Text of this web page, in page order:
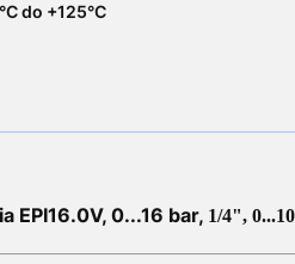
do +125°C
EPI16.0V, 0...16 bar, 1/4",